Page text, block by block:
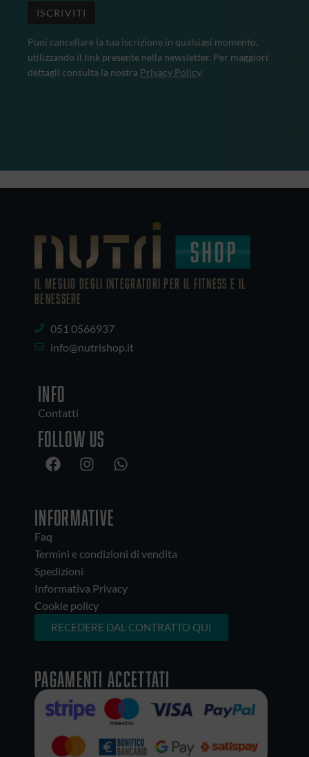
Puoi cancellare la tua iscrizione in qualsiasi momento,
utilizzando il link presente nella newsletter. Per maggiori
dettagli consulta la nostra Privacy Policy.
IL MEGLIO DEGLI Integratori PER IL FITNESS E IL
BENESSERE
051 0566937
info@nutrishop.it
INFO
Contatti
Follow us
INFORMATIVE
Faq
Termini e condizioni di vendita
Spedizioni
Informativa Privacy
Cookie policy
RECEDERE DAL CONTRATTO QUI
Pagamenti accettati